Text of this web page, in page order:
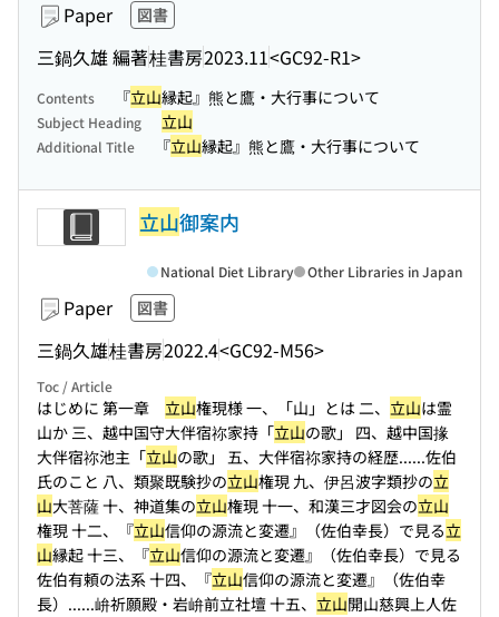
Paper 図書
三鍋久雄 編著桂書房2023.11<GC92-R1>
Contents 『立山縁起』熊と鷹・大行事について
Subject Heading 立山
Additional Title 『立山縁起』熊と鷹・大行事について
立山御案内
Paper 図書
三鍋久雄桂書房2022.4<GC92-M56>
National Diet Library Other Libraries in Japan
Toc / Article
はじめに 第一章 立山権現様 一、「山」とは 二、 立山は霊
山か 三、越中国守大伴宿祢家持「立山の歌」 四、越中国掾
大伴宿祢池主「立山の歌」 五、大伴宿祢家持の経歴......佐伯
氏のこと 八、類聚既験抄の立山権現 九、伊呂波字類抄の立
山大菩薩 十、神道集の立山権現 十一、和漢三才図会の立山
権現 十二、『立山信仰の源流と変遷』（佐伯幸長）で見る立
山縁起 十三、『立山信仰の源流と変遷』（佐伯幸長）で見る
佐伯有頼の法系 十四、『立山信仰の源流と変遷』（佐伯幸
長）......峅祈願殿・岩峅前立社壇 十五、 立山開山慈興上人佐